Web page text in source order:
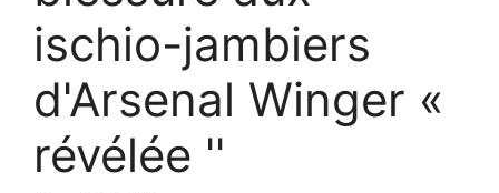
ischio-jambiers
d'Arsenal Winger «
révélée ''